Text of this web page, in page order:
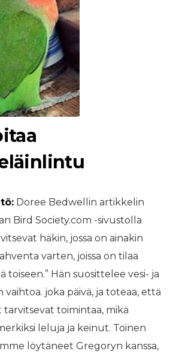
Doree Bedwellin artikkelin
Bird Society.com -sivustolla
häkin, jossa on ainakin
varten, joissa on tilaa
toiseen.” Hän suosittelee vesi- ja
joka päivä, ja toteaa, että
toimintaa, mikä
leluja ja keinut. Toinen
löytäneet Gregoryn kanssa,